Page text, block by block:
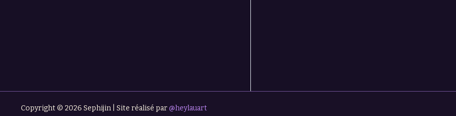
Copyright © 2026 Sephijin | Site réalisé par@heylauart